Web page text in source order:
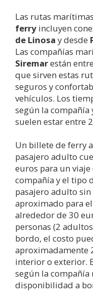
Las rutas
ferry incluyen
de Linosa y desde
Las compañías
Siremarestán
que sirven estas
seguros y
vehículos. Los
según la
suelen estar entre
Un billete de ferry a
pasajero adulto
euros para un
compañía y el tipo
pasajero adulto
aproximado para
alrededor de 30
personas (2
bordo, el costo
aproximadamente
interior o exterior.
según la
disponibilidad a